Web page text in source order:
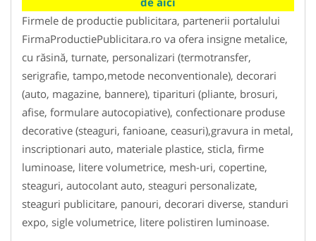
Firmele de productie publicitara, partenerii portalului
FirmaProductiePublicitara.ro va ofera insigne metalice,
cu răsină, turnate, personalizari (termotransfer,
serigrafie, tampo,metode neconventionale), decorari
(auto, magazine, bannere), tiparituri (pliante, brosuri,
afise, formulare autocopiative), confectionare produse
decorative (steaguri, fanioane, ceasuri),gravura in metal,
inscriptionari auto, materiale plastice, sticla, firme
luminoase, litere volumetrice, mesh-uri, copertine,
steaguri, autocolant auto, steaguri personalizate,
steaguri publicitare, panouri, decorari diverse, standuri
expo, sigle volumetrice, litere polistiren luminoase.